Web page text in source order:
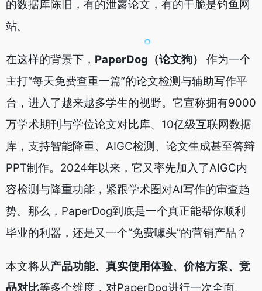
的数据库陈旧，有的泄露论文，有的干脆是钓鱼网
站。
在这样的背景下， PaperDog（论文狗）
作为一个
主打“每天免费查重一篇”的论文检测与辅助写作平
台，进入了越来越多学生的视野。它宣称拥有9000
万学术期刊与学位论文对比库、10亿级互联网数据
库，支持智能降重、AIGC检测、论文生成甚至答辩
PPT制作。2024年以来，它又率先加入了AIGC内
容检测与降重功能，紧跟学术圈对AI写作的审查趋
势。那么，PaperDog到底是一个真正能帮你顺利
毕业的利器，还是又一个“免费噱头”的营销产品？
本文将从产品功能、真实使用体验、价格方案、竞
品对比等多个维度，对PaperDog进行一次全面、